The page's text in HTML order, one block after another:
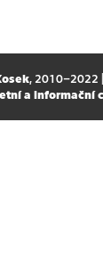
, 2010–2022
a informační